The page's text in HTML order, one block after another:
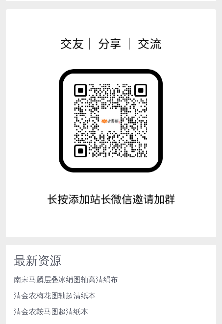
最新资源
南宋马麟层叠冰绡图轴高清绢布
清金农梅花图轴超清纸本
清金农鞍马图超清纸本